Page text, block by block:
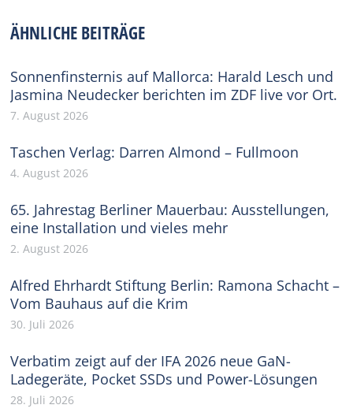
ÄHNLICHE BEITRÄGE
Sonnenfinsternis auf Mallorca: Harald Lesch und
Jasmina Neudecker berichten im ZDF live vor Ort.
7. August 2026
Taschen Verlag: Darren Almond – Fullmoon
4. August 2026
65. Jahrestag Berliner Mauerbau: Ausstellungen,
eine Installation und vieles mehr
2. August 2026
Alfred Ehrhardt Stiftung Berlin: Ramona Schacht –
Vom Bauhaus auf die Krim
30. Juli 2026
Verbatim zeigt auf der IFA 2026 neue GaN-
Ladegeräte, Pocket SSDs und Power-Lösungen
28. Juli 2026